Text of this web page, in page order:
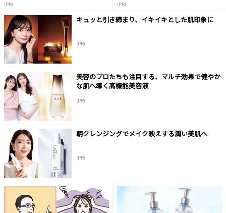
(PR) (PR)
キュッと引き締まり、イキイキとした肌印象に
(PR)
美容のプロたちも注目する、マルチ効果で健やか
な肌へ導く高機能美容液
(PR)
朝クレンジングでメイク映えする潤い美肌へ
(PR)